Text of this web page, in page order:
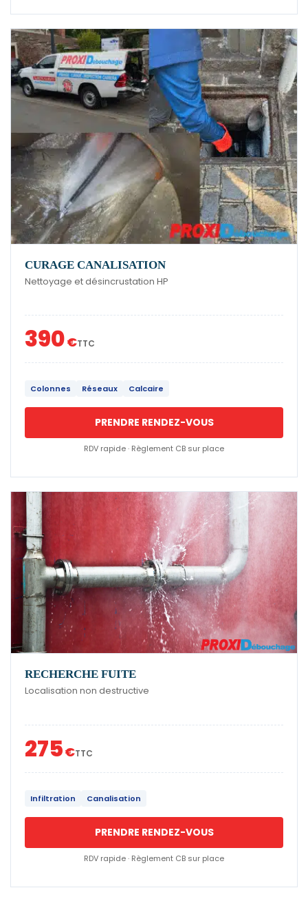
CURAGE CANALISATION
Nettoyage et désincrustation HP
390€TTC
Colonnes Réseaux Calcaire
PRENDRE RENDEZ-VOUS
RDV rapide · Règlement CB sur place
RECHERCHE FUITE
Localisation non destructive
275€TTC
Infiltration Canalisation
PRENDRE RENDEZ-VOUS
RDV rapide · Règlement CB sur place